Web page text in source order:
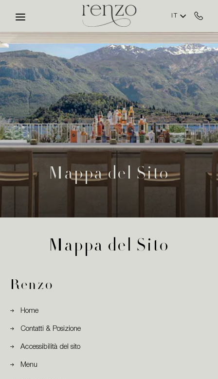
Mappa del Sito
Mappa del Sito
Renzo
Home
Contatti & Posizione
Accessibilità del sito
Menu